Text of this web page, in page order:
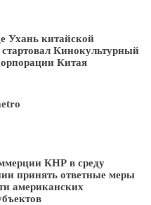
Ухань китайской
Кинокультурный
Китая
КНР в среду
принять ответные меры
американских